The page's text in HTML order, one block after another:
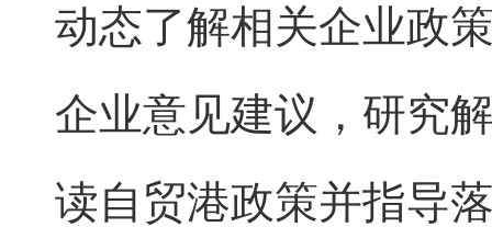
动态了解相关企业政
企业意见建议，研究
读自贸港政策并指导